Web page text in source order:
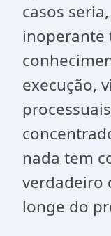
casos
inoperante
execução,
nada tem
verdadeiro
longe do